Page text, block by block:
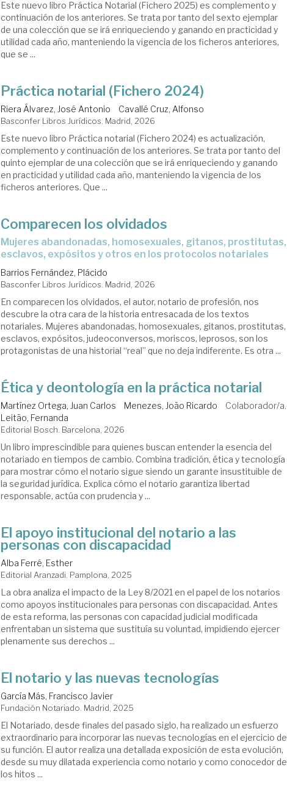
Este nuevo libro Práctica Notarial (Fichero 2025) es complemento y
continuación de los anteriores. Se trata por tanto del sexto ejemplar
de una colección que se irá enriqueciendo y ganando en practicidad y
utilidad cada año, manteniendo la vigencia de los ficheros anteriores,
que se ...
Práctica notarial (Fichero 2024)
Riera Álvarez, José Antonio Cavallé Cruz, Alfonso
Basconfer Libros Jurídicos. Madrid, 2026
Este nuevo libro Práctica notarial (Fichero 2024) es actualización,
complemento y continuación de los anteriores. Se trata por tanto del
quinto ejemplar de una colección que se irá enriqueciendo y ganando
en practicidad y utilidad cada año, manteniendo la vigencia de los
ficheros anteriores. Que ...
Comparecen los olvidados
Mujeres abandonadas, homosexuales, gitanos, prostitutas,
esclavos, expósitos y otros en los protocolos notariales
Barrios Fernández, Plácido
Basconfer Libros Jurídicos. Madrid, 2026
En comparecen los olvidados, el autor, notario de profesión, nos
descubre la otra cara de la historia entresacada de los textos
notariales. Mujeres abandonadas, homosexuales, gitanos, prostitutas,
esclavos, expósitos, judeoconversos, moriscos, leprosos, son los
protagonistas de una historial “real” que no deja indiferente. Es otra ...
Ética y deontología en la práctica notarial
Martínez Ortega, Juan Carlos Menezes, João Ricardo
Colaborador/a.
Leitão, Fernanda
Editorial Bosch. Barcelona, 2026
Un libro imprescindible para quienes buscan entender la esencia del
notariado en tiempos de cambio. Combina tradición, ética y tecnología
para mostrar cómo el notario sigue siendo un garante insustituible de
la seguridad jurídica. Explica cómo el notario garantiza libertad
responsable, actúa con prudencia y ...
El apoyo institucional del notario a las
personas con discapacidad
Alba Ferré, Esther
Editorial Aranzadi. Pamplona, 2025
La obra analiza el impacto de la Ley 8/2021 en el papel de los notarios
como apoyos institucionales para personas con discapacidad. Antes
de esta reforma, las personas con capacidad judicial modificada
enfrentaban un sistema que sustituía su voluntad, impidiendo ejercer
plenamente sus derechos ...
El notario y las nuevas tecnologías
García Más, Francisco Javier
Fundación Notariado. Madrid, 2025
El Notariado, desde finales del pasado siglo, ha realizado un esfuerzo
extraordinario para incorporar las nuevas tecnologías en el ejercicio de
su función. El autor realiza una detallada exposición de esta evolución,
desde su muy dilatada experiencia como notario y como conocedor de
los hitos ...